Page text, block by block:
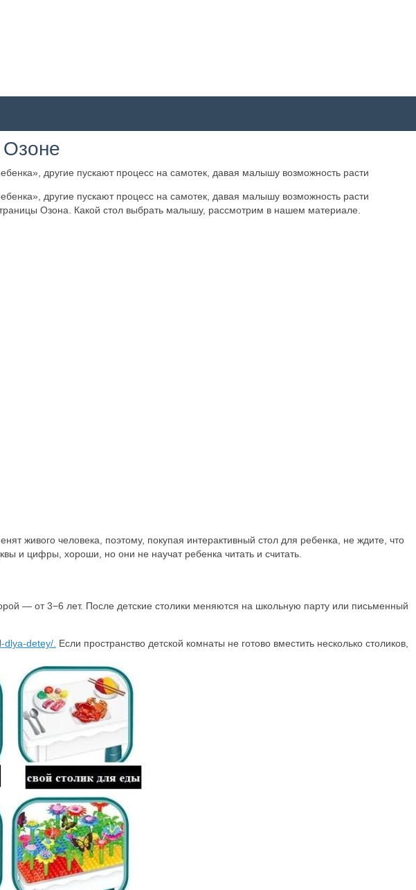
Озоне
другие пускают процесс на самотек, давая малышу возможность расти
другие пускают процесс на самотек, давая малышу возможность расти
Озона. Какой стол выбрать малышу, рассмотрим в нашем материале.
живого человека, поэтому, покупая интерактивный стол для ребенка, не ждите, что
и цифры, хороши, но они не научат ребенка читать и считать.
— от 3−6 лет. После детские столики меняются на школьную парту или письменный
dlya-detey/. Если пространство детской комнаты не готово вместить несколько столиков,